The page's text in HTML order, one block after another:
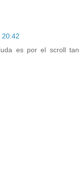
20:42
es por el scroll tan